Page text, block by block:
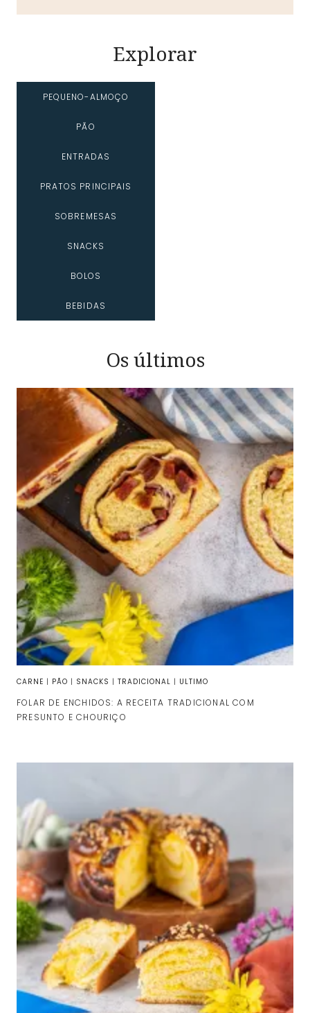
Explorar
PEQUENO-ALMOÇO
PÃO
ENTRADAS
PRATOS PRINCIPAIS
SOBREMESAS
SNACKS
BOLOS
BEBIDAS
Os últimos
CARNE | PÃO | SNACKS | TRADICIONAL | ULTIMO
FOLAR DE ENCHIDOS: A RECEITA TRADICIONAL COM
PRESUNTO E CHOURIÇO